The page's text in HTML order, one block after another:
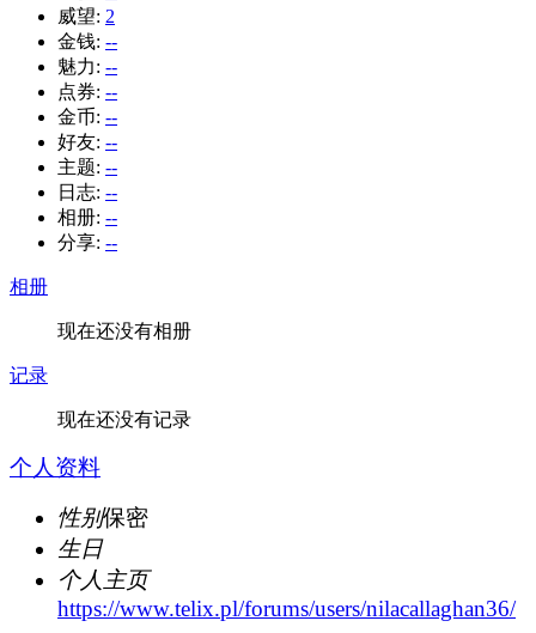
威望: 2
金钱: --
魅力: --
点券: --
金币: --
好友: --
主题: --
日志: --
相册: --
分享: --
相册
现在还没有相册
记录
现在还没有记录
个人资料
性别保密
生日
个人主页
https://www.telix.pl/forums/users/nilacallaghan36/